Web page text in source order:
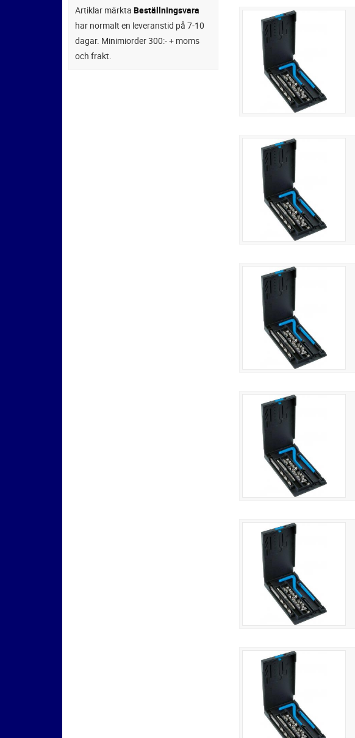
Artiklar märkta Beställningsvara
har normalt en leveranstid på 7-10
dagar. Minimiorder 300:- + moms
och frakt.